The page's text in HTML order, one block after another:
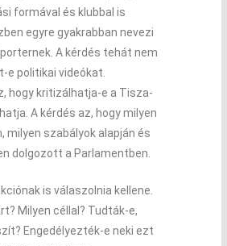
formával és klubbal is
egyre gyakrabban nevezi
A kérdés tehát nem
e politikai videókat.
hogy kritizálhatja-e a Tisza-
A kérdés az, hogy milyen
milyen szabályok alapján és
dolgozott a Parlamentben.
is válaszolnia kellene.
Milyen céllal? Tudták-e,
Engedélyezték-e neki ezt